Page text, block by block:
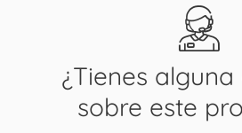
¿Tienes
sobre este